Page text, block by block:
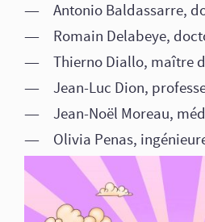
Antonio Baldassarre,
Romain Delabeye,
Thierno Diallo, maître
Jean-Luc Dion,
Jean-Noël Moreau,
Olivia Penas,